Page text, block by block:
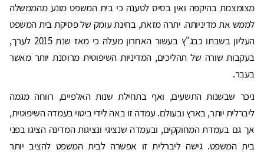
מצומצמת בהיקפה ואין בסיס לטענה כי בית המשפט מונע מהממשלה
לממש את מדיניותה. יתרה מזאת, בחינת עומק של פסיקת בית המשפט
העליון בשבתו כבג"ץ בעשור האחרון מעלה כי מאז שנת 2015 לערך,
בעקבות שורה של תהליכים, המדיניות השיפוטית מרוסנת יותר מאשר
בעבר.
ניכר שבשנות התשעים, ואף בתחילת שנות האלפיים, רווחה מגמה
ליברלית יותר, בארץ ובעולם. עמדה זו באה לידי ביטוי בעמדה השיפוטית,
אך גם בעמדת המחוקקים, ובעמדה שנציגי ונציגות המדינה הציגו בפני
בית המשפט. גישה ליברלית זו אפשרה לבית המשפט להציב יותר